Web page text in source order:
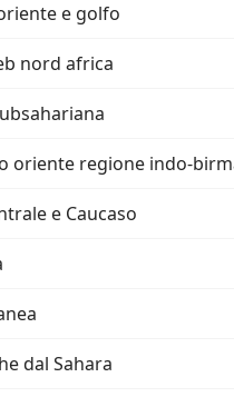
e golfo
nord africa
oriente regione indo-
e Caucaso
dal Sahara